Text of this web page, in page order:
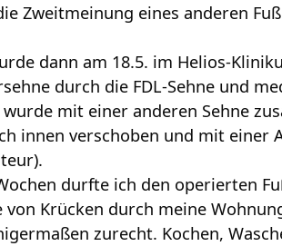
Zweitmeinung eines anderen
dann am 18.5. im Helios-
durch die FDL-Sehne und
mit einer anderen Sehne
innen verschoben und mit
durfte ich den operierten
Krücken durch meine
zurecht. Kochen,